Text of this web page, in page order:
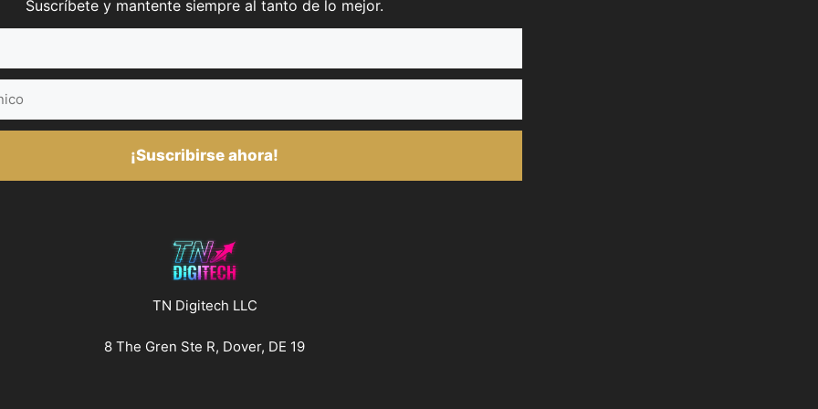
Suscríbete y mantente siempre al tanto de lo mejor.
¡Suscribirse ahora!
TN Digitech LLC
8 The Gren Ste R, Dover, DE 19